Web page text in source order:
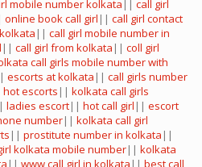
mobile number kolkata || call girl
online book call girl || call girl contact
|| call girl mobile number in
|| call girl from kolkata || coll girl
call girls mobile number with
escorts at kolkata || call girls number
hot escorts || kolkata call girls
ladies escort|| hot call girl || escort
number|| kolkata call girl
|| prostitute number in kolkata ||
kolkata mobile number|| kolkata
|| www call girl in kolkata || best call